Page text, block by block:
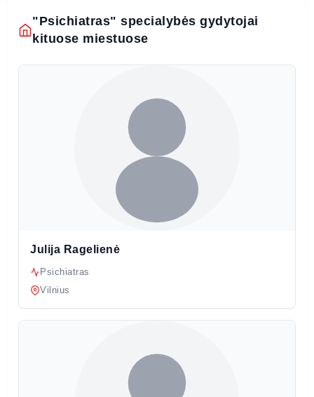
"Psichiatras" specialybės gydytojai
kituose miestuose
Julija Ragelienė
Psichiatras
Vilnius